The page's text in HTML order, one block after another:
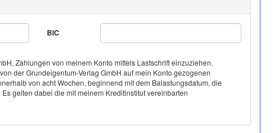
BIC
Zahlungen von meinem Konto mittels Lastschrift einzuziehen.
der Grundeigentum-Verlag GmbH auf mein Konto gezogenen
von acht Wochen, beginnend mit dem Balastungsdatum, die
gelten dabei die mit meinem Kreditinstitut vereinbarten